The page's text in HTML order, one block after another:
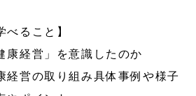
べること】
康経営」を意識したのか
経営の取り組み具体事例や様子